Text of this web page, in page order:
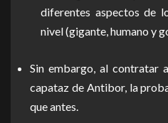
diferentes aspectos de
nivel (gigante, humano y
Sin embargo, al contratar
capataz de Antibor, la
que antes.